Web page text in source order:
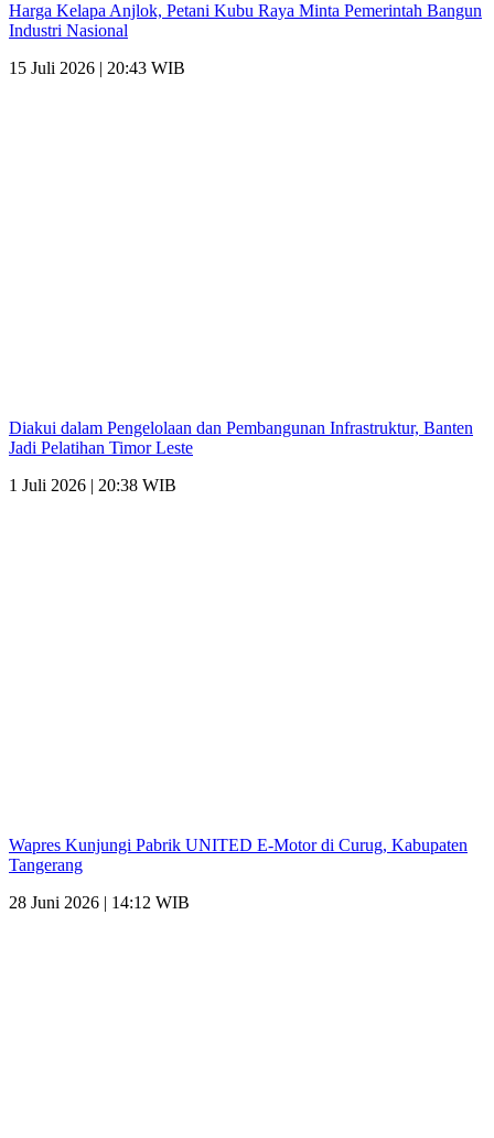
Harga Kelapa Anjlok, Petani Kubu Raya Minta Pemerintah Bangun
Industri Nasional
15 Juli 2026 | 20:43 WIB
Diakui dalam Pengelolaan dan Pembangunan Infrastruktur, Banten
Jadi Pelatihan Timor Leste
1 Juli 2026 | 20:38 WIB
Wapres Kunjungi Pabrik UNITED E-Motor di Curug, Kabupaten
Tangerang
28 Juni 2026 | 14:12 WIB